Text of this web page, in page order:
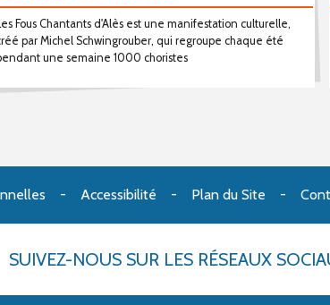
Fous Chantants d'Alès est une manifestation culturelle,
par Michel Schwingrouber, qui regroupe chaque été
une semaine 1000 choristes
Accessibilité Plan du Site
SUIVEZ-NOUS SUR LES RÉSEAUX